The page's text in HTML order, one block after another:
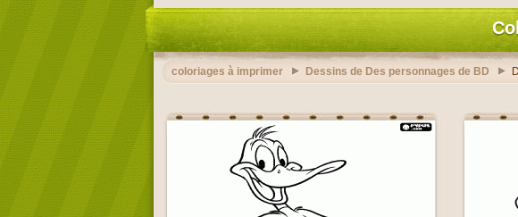
coloriages à imprimer Dessins de Des personnages de BD